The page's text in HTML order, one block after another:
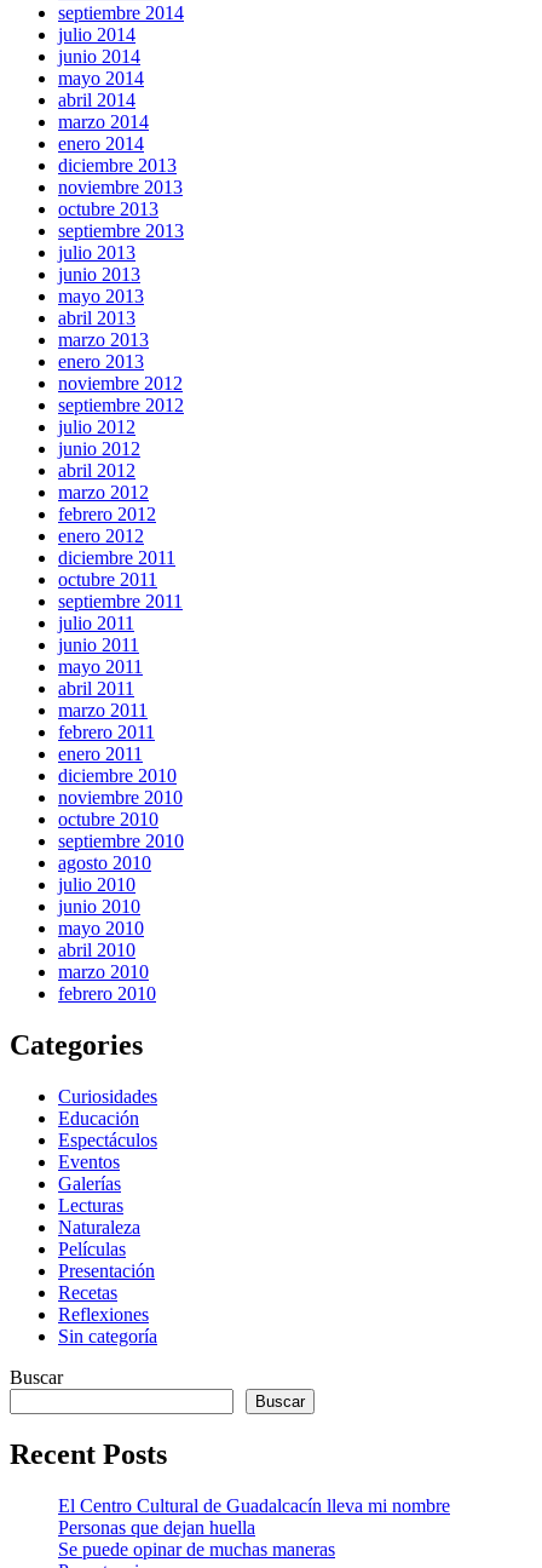
septiembre 2014
julio 2014
junio 2014
mayo 2014
abril 2014
marzo 2014
enero 2014
diciembre 2013
noviembre 2013
octubre 2013
septiembre 2013
julio 2013
junio 2013
mayo 2013
abril 2013
marzo 2013
enero 2013
noviembre 2012
septiembre 2012
julio 2012
junio 2012
abril 2012
marzo 2012
febrero 2012
enero 2012
diciembre 2011
octubre 2011
septiembre 2011
julio 2011
junio 2011
mayo 2011
abril 2011
marzo 2011
febrero 2011
enero 2011
diciembre 2010
noviembre 2010
octubre 2010
septiembre 2010
agosto 2010
julio 2010
junio 2010
mayo 2010
abril 2010
marzo 2010
febrero 2010
Categories
Curiosidades
Educación
Espectáculos
Eventos
Galerías
Lecturas
Naturaleza
Películas
Presentación
Recetas
Reflexiones
Sin categoría
Buscar
Buscar
Recent Posts
El Centro Cultural de Guadalcacín lleva mi nombre
Personas que dejan huella
Se puede opinar de muchas maneras